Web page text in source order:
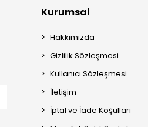
Kurumsal
Hakkımızda
Gizlilik Sözleşmesi
Kullanıcı Sözleşmesi
İletişim
İptal ve İade Koşulları